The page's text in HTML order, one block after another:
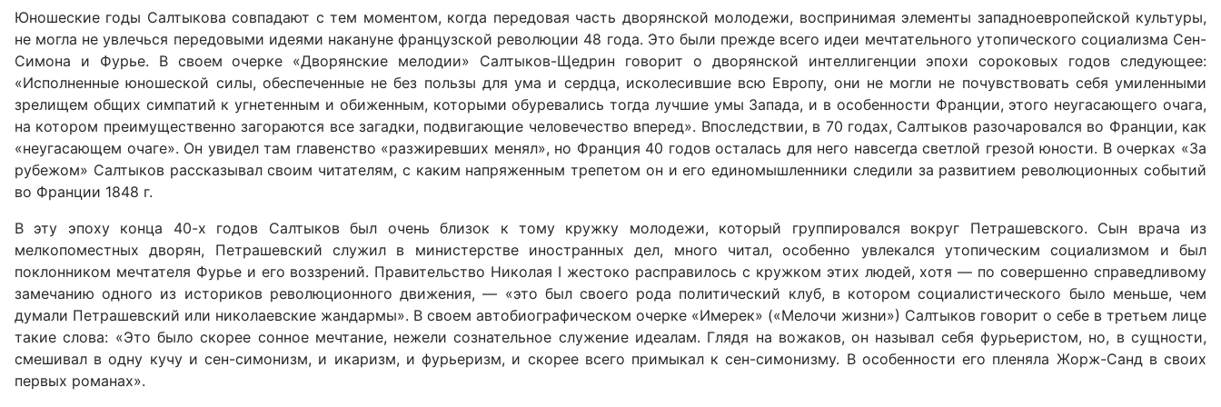
Юношеские годы Салтыкова совпадают с тем моментом, когда передовая часть дворянской молодежи, воспринимая элементы западноевропейской культуры,
не могла не увлечься передовыми идеями накануне французской революции 48 года. Это были прежде всего идеи мечтательного утопического социализма Сен-
Симона и Фурье. В своем очерке «Дворянские мелодии» Салтыков-Щедрин говорит о дворянской интеллигенции эпохи сороковых годов следующее:
«Исполненные юношеской силы, обеспеченные не без пользы для ума и сердца, исколесившие всю Европу, они не могли не почувствовать себя умиленными
зрелищем общих симпатий к угнетенным и обиженным, которыми обуревались тогда лучшие умы Запада, и в особенности Франции, этого неугасающего очага,
на котором преимущественно загораются все загадки, подвигающие человечество вперед». Впоследствии, в 70 годах, Салтыков разочаровался во Франции, как
«неугасающем очаге». Он увидел там главенство «разжиревших менял», но Франция 40 годов осталась для него навсегда светлой грезой юности. В очерках «За
рубежом» Салтыков рассказывал своим читателям, с каким напряженным трепетом он и его единомышленники следили за развитием революционных событий
во Франции 1848 г.
В эту эпоху конца 40-х годов Салтыков был очень близок к тому кружку молодежи, который группировался вокруг Петрашевского. Сын врача из
мелкопоместных дворян, Петрашевский служил в министерстве иностранных дел, много читал, особенно увлекался утопическим социализмом и был
поклонником мечтателя Фурье и его воззрений. Правительство Николая I жестоко расправилось с кружком этих людей, хотя — по совершенно справедливому
замечанию одного из историков революционного движения, — «это был своего рода политический клуб, в котором социалистического было меньше, чем
думали Петрашевский или николаевские жандармы». В своем автобиографическом очерке «Имерек» («Мелочи жизни») Салтыков говорит о себе в третьем лице
такие слова: «Это было скорее сонное мечтание, нежели сознательное служение идеалам. Глядя на вожаков, он называл себя фурьеристом, но, в сущности,
смешивал в одну кучу и сен-симонизм, и икаризм, и фурьеризм, и скорее всего примыкал к сен-симонизму. В особенности его пленяла Жорж-Cанд в своих
первых романах».